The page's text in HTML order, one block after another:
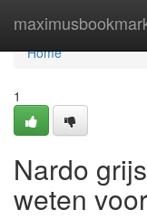
Home
Home
1
Nardo
weten